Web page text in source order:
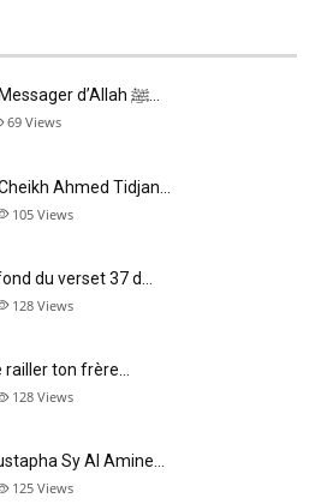
L’amour du Messager d’Allah ﷺ…
69 Views
Ahmed Tidjan…
105 Views
du verset 37 d…
128 Views
ton frère…
128 Views
Sy Al Amine…
125 Views